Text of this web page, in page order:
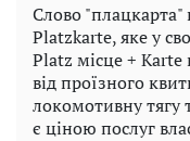
Слово "плацкарта"
Platzkarte, яке у
Platz місце + Karte
від проїзного
локомотивну тягу
є ціною послуг